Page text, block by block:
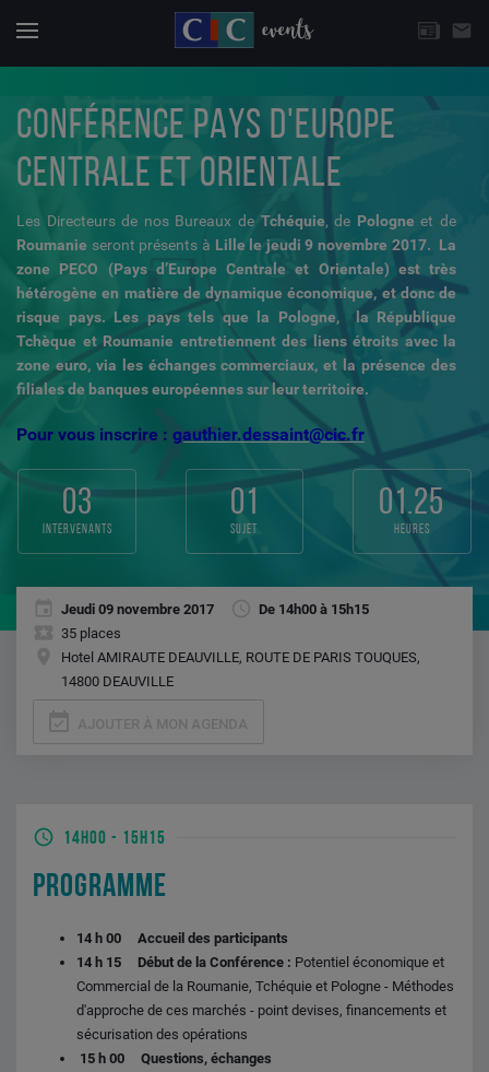
email
CHOISISSEZ UNE THÉMATIQUE
CONFÉRENCE PAYS D'EUROPE
CENTRALE ET ORIENTALE
Les Directeurs de nos Bureaux de Tchéquie, de Pologneet de
Roumanie seront présents à Lille le jeudi 9 novembre 2017. La
zone PECO (Pays d’Europe Centrale et Orientale) est très
hétérogène en matière de dynamique économique, et donc de
risque pays. Les pays tels que la Pologne, la République
Tchèque et Roumanie entretiennent des liens étroits avec la
zone euro, via les échanges commerciaux, et la présence des
filiales de banques européennes sur leur territoire.
Pour vous inscrire : gauthier.dessaint@cic.fr
03
intervenants
01
sujet
01.25
heures
Jeudi 09 novembre 2017
De 14h00 à 15h15
35 places
Hotel AMIRAUTE DEAUVILLE, ROUTE DE PARIS TOUQUES,
14800 DEAUVILLE
14H00 - 15H15
PROGRAMME
14 h 00 Accueil des participants
14 h 15 Début de la Conférence : Potentiel économique et
Commercial de la Roumanie, Tchéquie et Pologne - Méthodes
d'approche de ces marchés - point devises, financements et
sécurisation des opérations
15 h 00 Questions, échanges